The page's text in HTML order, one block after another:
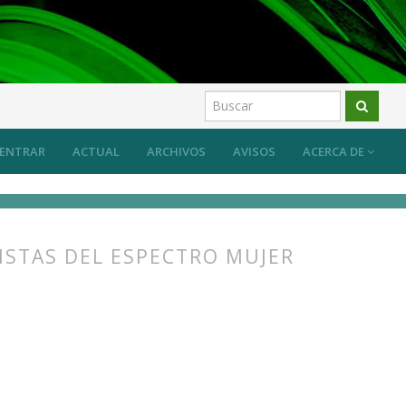
ACTUAL ARCHIVOS AVISOS ACERCA DE
ENTRAR
desde las prácticas artísticas? Artículos
DEL ESPECTRO MUJER